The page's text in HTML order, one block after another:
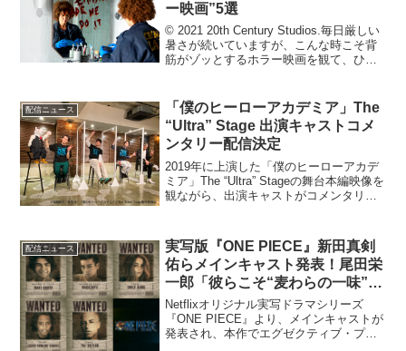
ー映画”5選
© 2021 20th Century Studios.毎日厳しい
暑さが続いていますが、こんな時こそ背
筋がゾッとするホラー映画を観て、ひん
ンしたホラー映画『エンプティ...
配信ニュース
「僕のヒーローアカデミア」The
“Ultra” Stage 出演キャストコメ
ンタリー配信決定
2019年に上演した「僕のヒーローアカデ
ミア」The “Ultra” Stageの舞台本編映像を
観ながら、出演キャストがコメンタリー
アターコンプレ...
配信ニュース
実写版『ONE PIECE』新田真剣
佑らメインキャスト発表！尾田栄
一郎「彼らこそ“麦わらの一味”に
なりうる人達です！！」
Netflixオリジナル実写ドラマシリーズ
『ONE PIECE』より、メインキャストが
発表され、本作でエグゼクティブ・プロ